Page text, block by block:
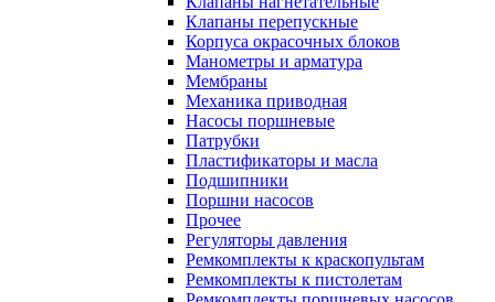
Клапаны перепускные
Корпуса окрасочных блоков
Манометры и арматура
Мембраны
Механика приводная
Насосы поршневые
Патрубки
Пластификаторы и масла
Подшипники
Поршни насосов
Прочее
Регуляторы давления
Ремкомплекты к краскопультам
Ремкомплекты к пистолетам